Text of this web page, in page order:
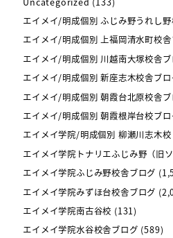
エイメイ/明成個別 ふじみ野うれし
エイメイ/明成個別 上福岡清水町校
エイメイ/明成個別 川越南大塚校舎ブ
エイメイ/明成個別 新座志木校舎ブ
エイメイ/明成個別 朝霞台北原校舎ブ
エイメイ/明成個別 朝霞根岸台校ブ
エイメイ学院/明成個別 柳瀬川志木校
エイメイ学院トナリエふじみ野（旧
エイメイ学院ふじみ野校舎ブログ
エイメイ学院みずほ台校舎ブログ
エイメイ学院南古谷校 (131)
エイメイ学院水谷校舎ブログ (589)